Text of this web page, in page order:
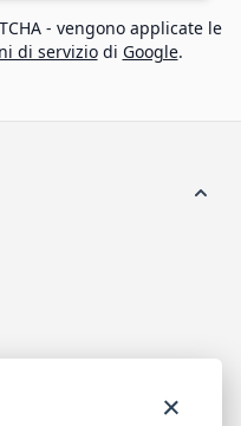
- vengono applicate le
di serviziodi Google.